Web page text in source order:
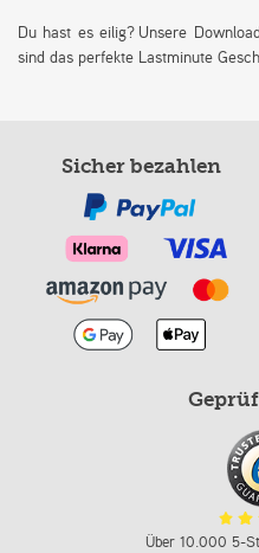
Du hast es eilig? Unsere
sind das perfekte Lastminute
Sicher bezahlen
Über 10.000 5-